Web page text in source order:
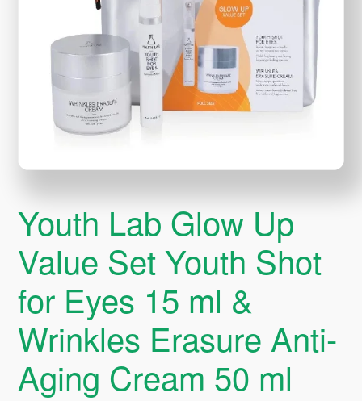
Youth Lab Glow Up
Value Set Youth Shot
for Eyes 15 ml &
Wrinkles Erasure Anti-
Aging Cream 50 ml